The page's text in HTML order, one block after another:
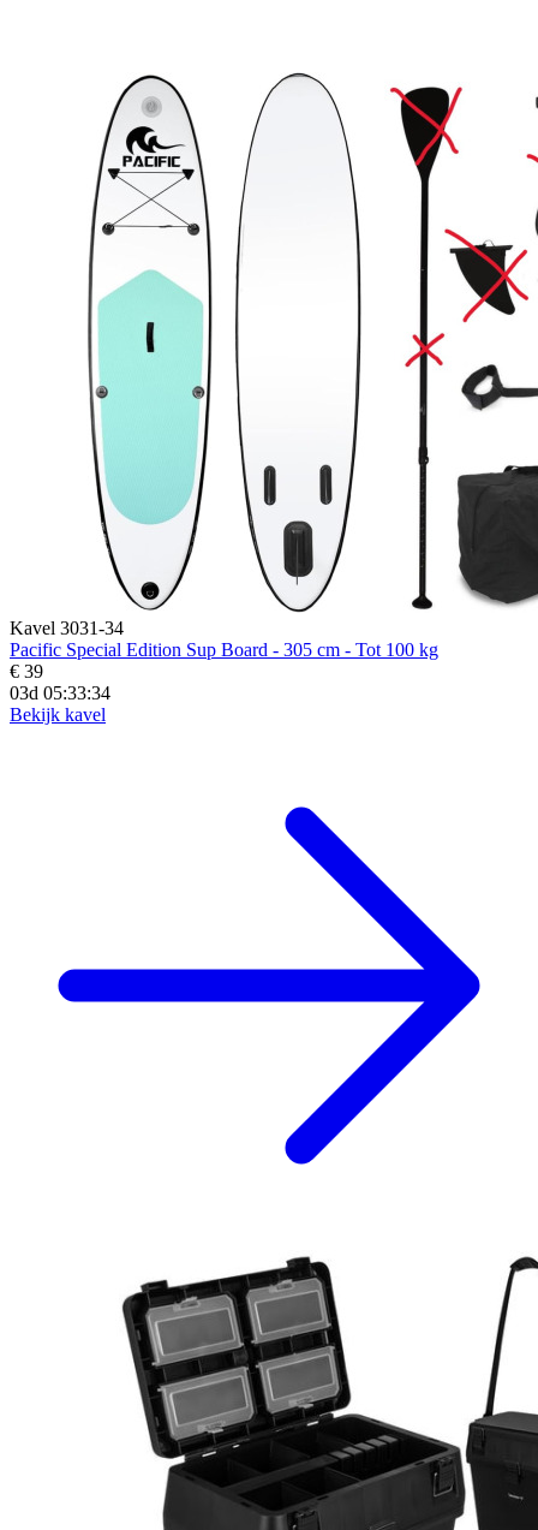
Kavel 3031-34
Pacific Special Edition Sup Board - 305 cm - Tot 100 kg
€ 39
03d 05:33:33
Bekijk kavel